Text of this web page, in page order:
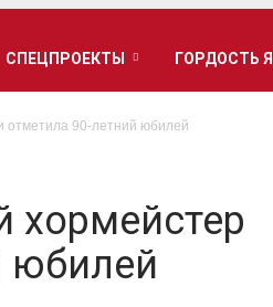
СПЕЦПРОЕКТЫ ГОРДОСТЬ
отметила 90-летний юбилей
юбилей